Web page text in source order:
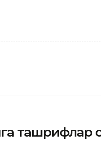
ташрифлар